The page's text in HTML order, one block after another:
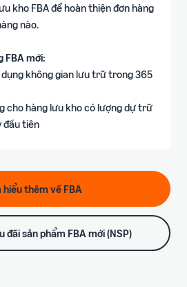
kho FBA để hoàn thiện đơn hàng
nào.
FBA mới:
dụng không gian lưu trữ trong 365
cho hàng lưu kho có lượng dự trữ
đầu tiên
hiểu thêm về FBA
đãi sản phẩm FBA mới (NSP)